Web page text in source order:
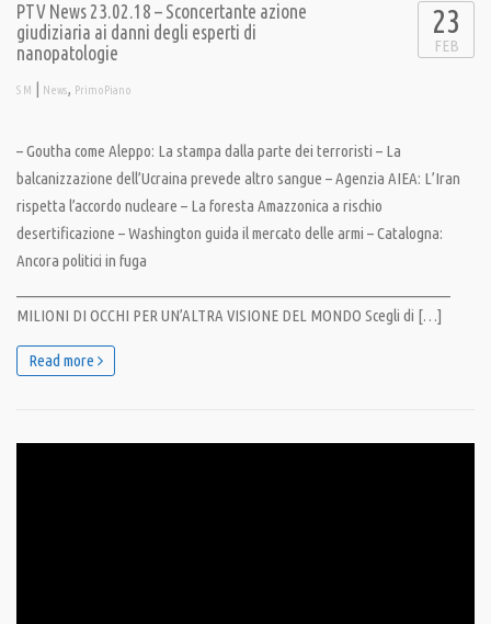
PTV News 23.02.18 – Sconcertante azione
giudiziaria ai danni degli esperti di
nanopatologie
S M | News, PrimoPiano
23
FEB
– Goutha come Aleppo: La stampa dalla parte dei terroristi – La
balcanizzazione dell’Ucraina prevede altro sangue – Agenzia AIEA: L’Iran
rispetta l’accordo nucleare – La foresta Amazzonica a rischio
desertificazione – Washington guida il mercato delle armi – Catalogna:
Ancora politici in fuga
MILIONI DI OCCHI PER UN’ALTRA VISIONE DEL MONDO Scegli di […]
Read more